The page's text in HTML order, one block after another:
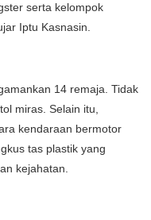
serta kelompok
Iptu Kasnasin.
14 remaja. Tidak
miras. Selain itu,
kendaraan bermotor
tas plastik yang
kejahatan.